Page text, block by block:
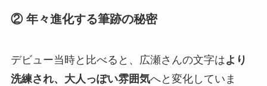
② 年々進化する筆跡の秘密
デビュー当時と比べると、広瀬さんの文字はより
洗練され、大人っぽい雰囲気へと変化していま